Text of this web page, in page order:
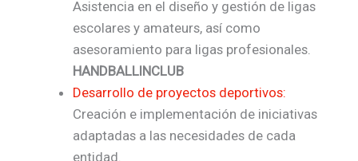
Asistencia en el diseño y gestión de ligas
escolares y amateurs, así como
asesoramiento para ligas profesionales.
HANDBALLINCLUB
Desarrollo de proyectos deportivos:
Creación e implementación de iniciativas
adaptadas a las necesidades de cada
entidad.